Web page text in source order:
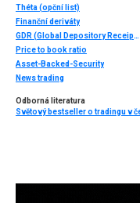
Théta (opční list)
Finanční deriváty
GDR (Global Depository Receipts – globální depozitní certifikát)
Price to book ratio
Asset-Backed-Security
News trading
Odborná literatura